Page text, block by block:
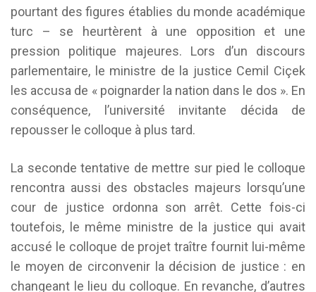
pourtant des figures établies du monde académique
turc – se heurtèrent à une opposition et une
pression politique majeures. Lors d’un discours
parlementaire, le ministre de la justice Cemil Ciçek
les accusa de « poignarder la nation dans le dos ». En
conséquence, l’université invitante décida de
repousser le colloque à plus tard.
La seconde tentative de mettre sur pied le colloque
rencontra aussi des obstacles majeurs lorsqu’une
cour de justice ordonna son arrêt. Cette fois-ci
toutefois, le même ministre de la justice qui avait
accusé le colloque de projet traître fournit lui-même
le moyen de circonvenir la décision de justice : en
changeant le lieu du colloque. En revanche, d’autres